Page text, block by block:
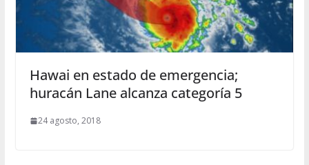
Hawai en estado de emergencia;
huracán Lane alcanza categoría 5
24 agosto, 2018